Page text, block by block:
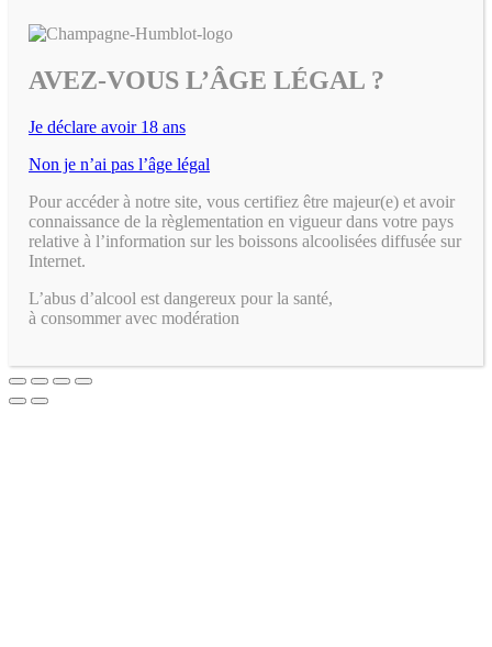
AVEZ-VOUS L’ÂGE LÉGAL ?
Je déclare avoir 18 ans
Non je n’ai pas l’âge légal
Pour accéder à notre site, vous certifiez être majeur(e) et avoir
connaissance de la règlementation en vigueur dans votre pays
relative à l’information sur les boissons alcoolisées diffusée sur
Internet.
L’abus d’alcool est dangereux pour la santé,
à consommer avec modération